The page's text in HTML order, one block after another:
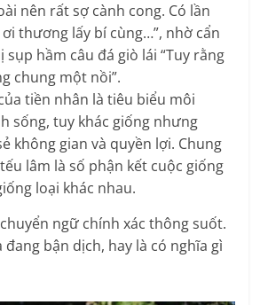
nên rất sợ cành cong. Có lần
ơi thương lấy bí cùng…”, nhờ cẩn
hầm câu đá giò lái “Tuy rằng
chung một nồi”.
tiền nhân là tiêu biểu môi
sống, tuy khác giống nhưng
không gian và quyền lợi. Chung
lâm là số phận kết cuộc giống
loại khác nhau.
ngữ chính xác thông suốt.
đang bận dịch, hay là có nghĩa gì